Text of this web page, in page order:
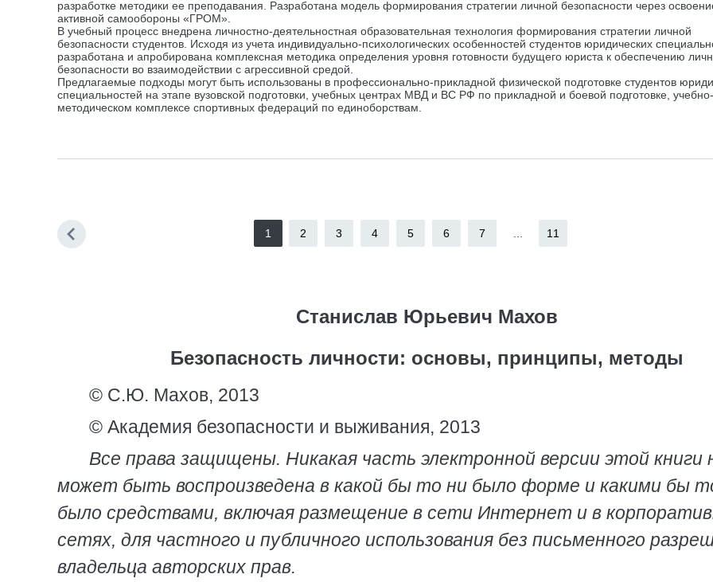
разработке методики ее преподавания. Разработана модель формирования стратегии личной безопасности через
активной самообороны «ГРОМ».
В учебный процесс внедрена личностно-деятельностная образовательная технология формирования стратегии личной
безопасности студентов. Исходя из учета индивидуально-психологических особенностей студентов юридических
разработана и апробирована комплексная методика определения уровня готовности будущего юриста к обеспечению
безопасности во взаимодействии с агрессивной средой.
Предлагаемые подходы могут быть использованы в профессионально-прикладной физической подготовке студентов
специальностей на этапе вузовской подготовки, учебных центрах МВД и ВС РФ по прикладной и боевой подготовке, учебно-
методическом комплексе спортивных федераций по единоборствам.
1 2 3 4 5 6 7 11
Станислав Юрьевич Махов
Безопасность личности: основы, принципы, методы
© С.Ю. Махов, 2013
© Академия безопасности и выживания, 2013
Все права защищены. Никакая часть электронной версии этой книги
может быть воспроизведена в какой бы то ни было форме и какими бы
было средствами, включая размещение в сети Интернет и в
сетях, для частного и публичного использования без письменного
владельца авторских прав.